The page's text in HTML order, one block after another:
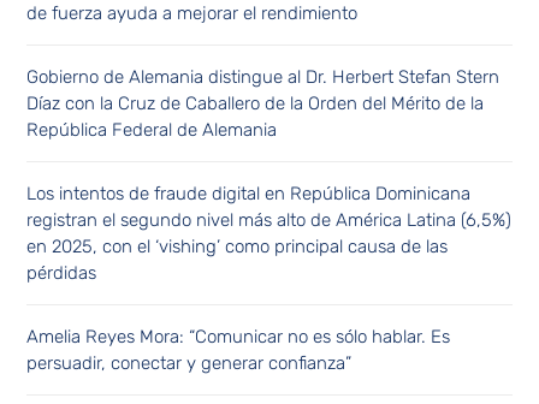
de fuerza ayuda a mejorar el rendimiento
Gobierno de Alemania distingue al Dr. Herbert Stefan Stern
Díaz con la Cruz de Caballero de la Orden del Mérito de la
República Federal de Alemania
Los intentos de fraude digital en República Dominicana
registran el segundo nivel más alto de América Latina (6,5%)
en 2025, con el ‘vishing’ como principal causa de las
pérdidas
Amelia Reyes Mora: “Comunicar no es sólo hablar. Es
persuadir, conectar y generar confianza”